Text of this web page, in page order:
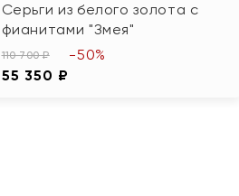
Серьги из белого золота с
фианитами "Змея"
110 700 ₽
55 350 ₽
-50%